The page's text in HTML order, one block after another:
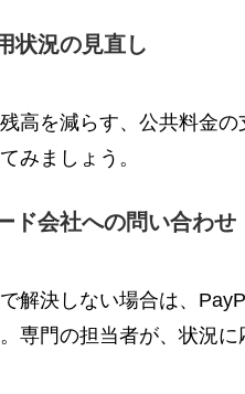
状況の見直し
高を減らす、公共料金
みましょう。
ド会社への問い合わせ
で解決しない場合は、
専門の担当者が、状況に